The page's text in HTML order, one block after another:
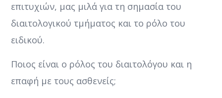
επιτυχιών, μας μιλά για τη σημασία του
διαιτολογικού τμήματος και το ρόλο του
ειδικού.
Ποιος είναι ο ρόλος του διαιτολόγου και η
επαφή με τους ασθενείς;